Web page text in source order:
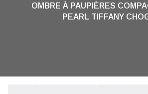
OMBRE À PAUPIÈRES
PEARL TIFFANY